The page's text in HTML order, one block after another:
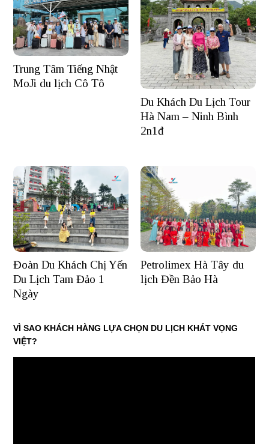
Trung Tâm Tiếng Nhật
MoJi du lịch Cô Tô
Du Khách Du Lịch Tour
Hà Nam – Ninh Bình
2n1đ
Đoàn Du Khách Chị Yến
Du Lịch Tam Đảo 1
Ngày
Petrolimex Hà Tây du
lịch Đền Bảo Hà
VÌ SAO KHÁCH HÀNG LỰA CHỌN DU LỊCH KHÁT VỌNG
VIỆT?